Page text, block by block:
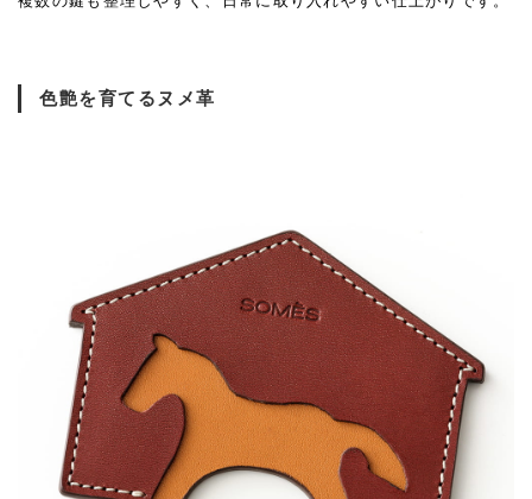
色艶を育てるヌメ革